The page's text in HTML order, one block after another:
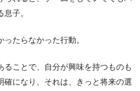
子。
たらなかった行動。
ることで、自分が興味を持つものも
確になり、それは、きっと将来の選